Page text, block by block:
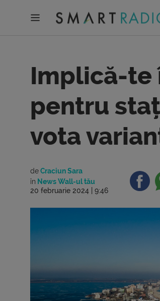
Implică-te
pentru
vota
deCraciun Sara
în News Wall-ul tău
20 februarie 2024 | 9:46